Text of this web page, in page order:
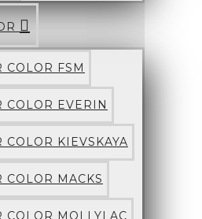
COLOR FSM
COLOR EVERIN
COLOR KIEVSKAYA
COLOR MACKS
COLOR MOLLYLAC